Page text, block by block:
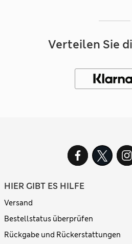
Verteilen Sie
HIER GIBT ES HILFE
Versand
Bestellstatus überprüfen
Rückgabe und Rückerstattungen